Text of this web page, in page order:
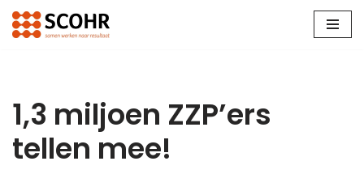
Ga
inhoud
1,3 miljoen ZZP’ers
tellen mee!